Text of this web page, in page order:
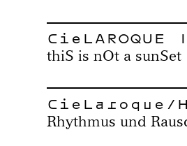
thiS is nOt a sunSet
Rhythmus und